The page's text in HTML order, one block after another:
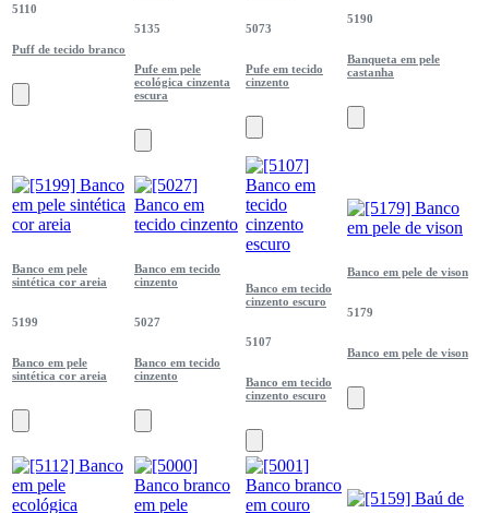
5110
Puff de tecido branco
5135
Pufe em pele
ecológica cinzenta
escura
5073
Pufe em tecido
cinzento
5190
Banqueta em pele
castanha
Banco em pele
sintética cor areia
5199
Banco em pele
sintética cor areia
Banco em tecido
cinzento
5027
Banco em tecido
cinzento
Banco em tecido
cinzento escuro
5107
Banco em tecido
cinzento escuro
Banco em pele de vison
5179
Banco em pele de vison